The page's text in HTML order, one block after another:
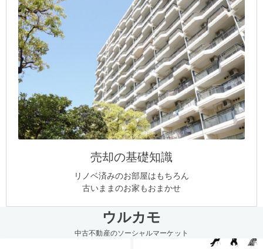
売却の基礎知識
リノベ済みのお部屋はもちろん
古いままのお家もおまかせ
ウルカモ
中古不動産のソーシャルマーケット